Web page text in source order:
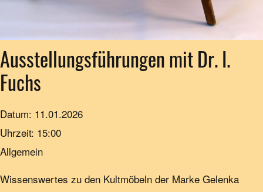
Ausstellungsführungen mit Dr. I.
Fuchs
Datum: 11.01.2026
Uhrzeit: 15:00
Allgemein
Wissenswertes zu den Kultmöbeln der Marke Gelenka